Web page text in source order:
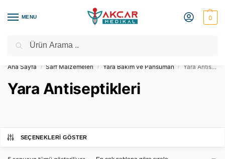
MENU 0
Medikal Market – Medikal Ürünler
Ana Sayfa / Sarf Malzemeleri / Yara Bakım ve Pansuman / Yara Antiseptikleri
Yara Antiseptikleri
SEÇENEKLERI GÖSTER